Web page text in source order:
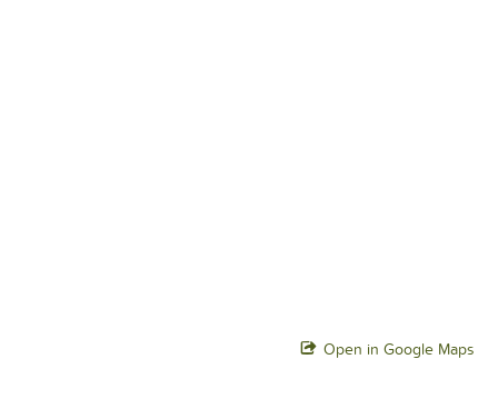
Open in Google Maps